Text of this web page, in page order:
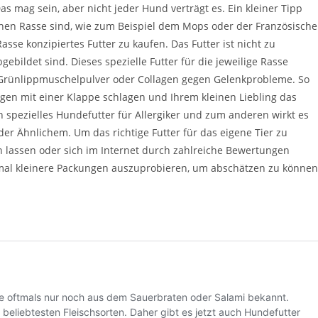
mag sein, aber nicht jeder Hund verträgt es. Ein kleiner Tipp
Rasse sind, wie zum Beispiel dem Mops oder der
konzipiertes Futter zu kaufen. Das Futter ist nicht zu
sind. Dieses spezielle Futter für die jeweilige Rasse
oder Collagen gegen Gelenkprobleme. So
mit einer Klappe schlagen und Ihrem kleinen Liebling das
Hundefutter für Allergiker und zum anderen wirkt es
Ähnlichem. Um das richtige Futter für das eigene Tier zu
oder sich im Internet durch zahlreiche Bewertungen
kleinere Packungen auszuprobieren, um abschätzen zu